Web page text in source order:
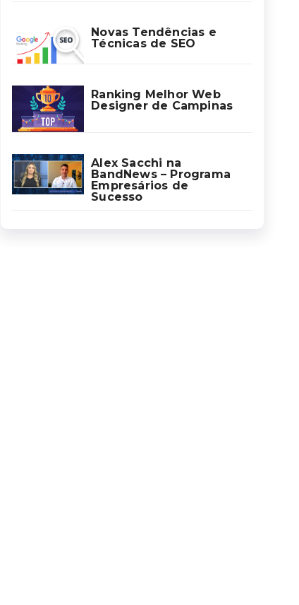
Novas Tendências e
Técnicas de SEO
Ranking Melhor Web
Designer de Campinas
Alex Sacchi na
BandNews – Programa
Empresários de
Sucesso